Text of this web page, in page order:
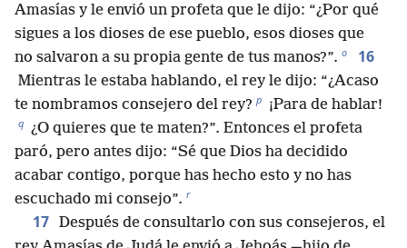
Amasías y le envió un profeta que le dijo: “¿Por qué
sigues a los dioses de ese pueblo, esos dioses que
no salvaron a su propia gente de tus manos?”. o 16
Mientras le estaba hablando, el rey le dijo: “¿Acaso
te nombramos consejero del rey? p ¡Para de hablar!
q ¿O quieres que te maten?”. Entonces el profeta
paró, pero antes dijo: “Sé que Dios ha decidido
acabar contigo, porque has hecho esto y no has
escuchado mi consejo”. r
17 Después de consultarlo con sus consejeros, el